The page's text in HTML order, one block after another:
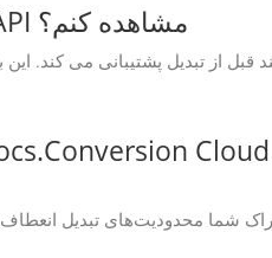
آیا می توانم پیش نمایش فایل HTML را قبل از تبدیل آن به JPG با استفاده از API مشاهده کنم؟